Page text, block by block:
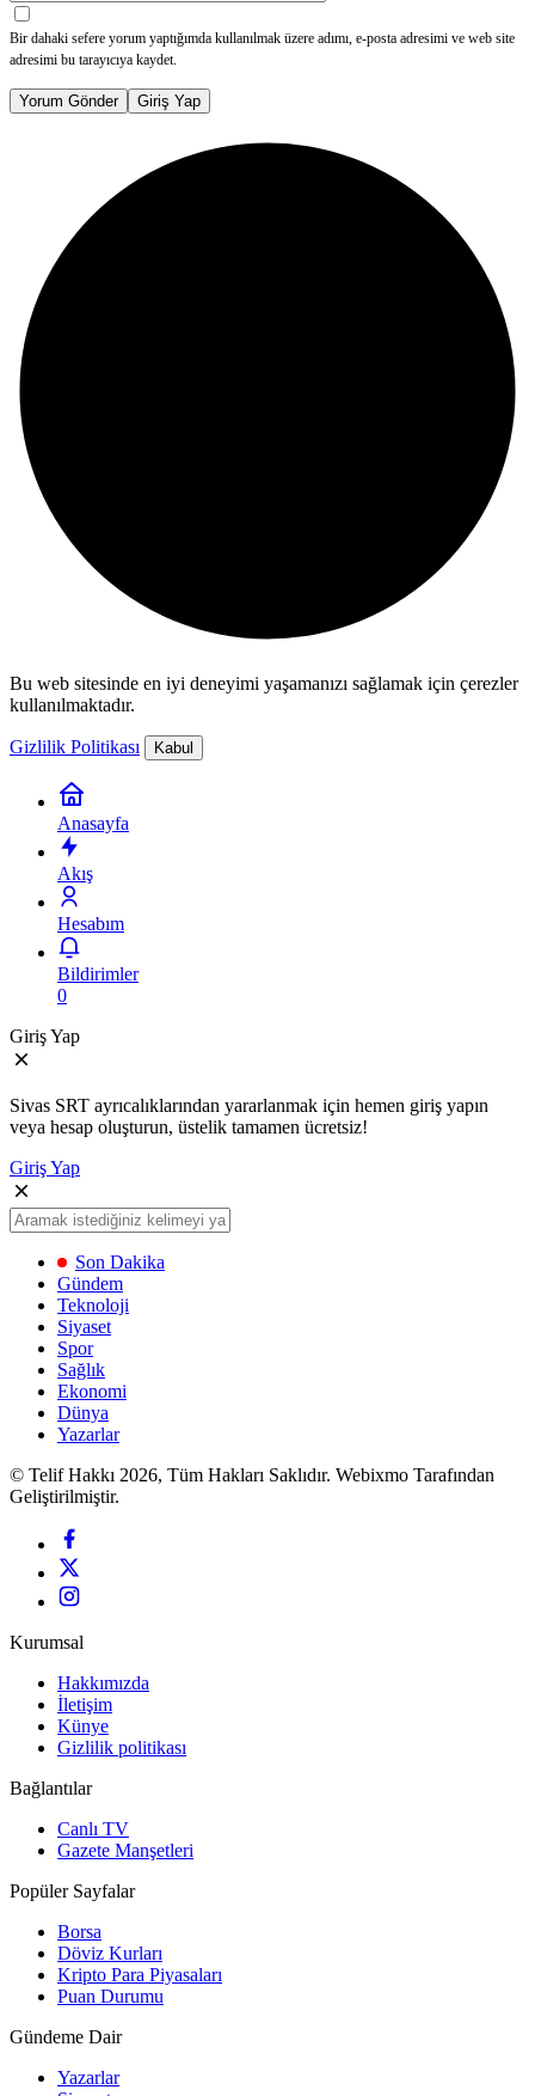
Bir dahaki sefere yorum yaptığımda kullanılmak üzere adımı, e-posta adresimi ve web site
adresimi bu tarayıcıya kaydet.
Yorum Gönder Giriş Yap
Bu web sitesinde en iyi deneyimi yaşamanızı sağlamak için çerezler
kullanılmaktadır.
Gizlilik Politikası Kabul
Anasayfa
Akış
Hesabım
Bildirimler
0
Giriş Yap
Sivas SRT ayrıcalıklarından yararlanmak için hemen giriş yapın
veya hesap oluşturun, üstelik tamamen ücretsiz!
Giriş Yap
Son Dakika
Gündem
Teknoloji
Siyaset
Spor
Sağlık
Ekonomi
Dünya
Yazarlar
© Telif Hakkı 2026, Tüm Hakları Saklıdır. Webixmo Tarafından
Geliştirilmiştir.
Kurumsal
Hakkımızda
İletişim
Künye
Gizlilik politikası
Bağlantılar
Canlı TV
Gazete Manşetleri
Popüler Sayfalar
Borsa
Döviz Kurları
Kripto Para Piyasaları
Puan Durumu
Gündeme Dair
Yazarlar